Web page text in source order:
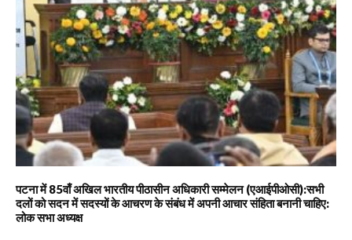
पटना में 85वाँ अखिल भारतीय पीठासीन अधिकारी सम्मेलन (एआईपीओसी):सभी
दलों को सदन में सदस्यों के आचरण के संबंध में अपनी आचार संहिता बनानी चाहिए:
लोक सभा अध्यक्ष